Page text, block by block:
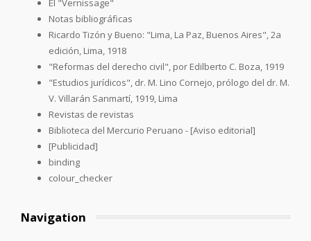
Notas bibliográficas
Ricardo Tizón y Bueno: "Lima, La Paz, Buenos Aires", 2a
edición, Lima, 1918
"Reformas del derecho civil", por Edilberto C. Boza, 1919
"Estudios jurídicos", dr. M. Lino Cornejo, prólogo del dr. M.
V. Villarán Sanmartí, 1919, Lima
Revistas de revistas
Biblioteca del Mercurio Peruano - [Aviso editorial]
[Publicidad]
binding
colour_checker
Navigation